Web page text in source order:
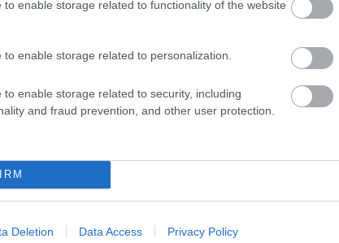
to enable storage related to functionality of the website
enable storage related to personalization.
to enable storage related to security, including
and fraud prevention, and other user protection.
Deletion Data Access Privacy Policy
Csomós Mari
Csuha Lajos
Csurka
Czigány Judit
Greer
Days of
Rozsomák